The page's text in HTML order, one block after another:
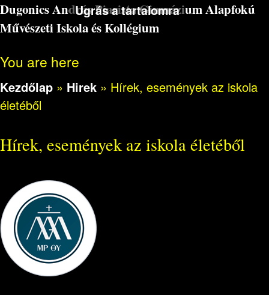
Ugrás a tartalomra
Dugonics András Piarista Gimnázium Alapfokú
Művészeti Iskola és Kollégium
You are here
Kezdőlap » Hirek » Hírek, események az iskola
életéből
Hírek, események az iskola életéből